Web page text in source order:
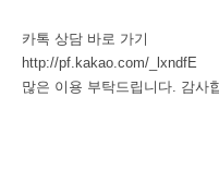
카톡 상담 바로 가기
http://pf.kakao.com/_lxndfE
많은 이용 부탁드립니다. 감사